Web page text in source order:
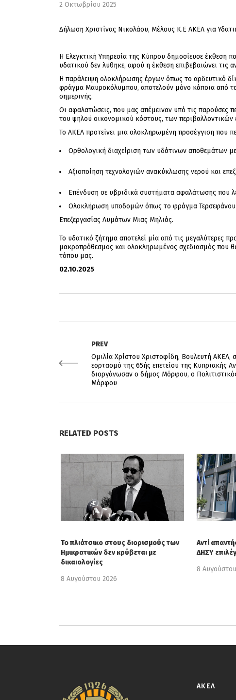
2 Οκτωβρίου 2025
Δήλωση Χριστίνας Νικολάου, Μέλους Κ.Ε ΑΚΕΛ για
Η Ελεγκτική Υπηρεσία της Κύπρου δημοσίευσε έκθεση
υδατικού δεν λύθηκε, αφού η έκθεση επιβεβαιώνει τις
Η παράλειψη ολοκλήρωσης έργων όπως το αρδευτικό
φράγμα Μαυροκόλυμπου, αποτελούν μόνο κάποια από
σημερινής.
Οι αφαλατώσεις, που μας απέμειναν υπό τις παρούσες
του ψηλού οικονομικού κόστους, των
Το ΑΚΕΛ προτείνει μια ολοκληρωμένη προσέγγιση που
Ορθολογική διαχείριση των υδάτινων αποθεμάτων
Αξιοποίηση τεχνολογιών ανακύκλωσης νερού και
Επένδυση σε υβριδικά συστήματα αφαλάτωσης που
Ολοκλήρωση υποδομών όπως το φράγμα Τερσεφάνου
Επεξεργασίας Λυμάτων Μιας Μηλιάς.
Το υδατικό ζήτημα αποτελεί μία από τις μεγαλύτερες
μακροπρόθεσμος και ολοκληρωμένος σχεδιασμός που
τόπου μας.
02.10.2025
PREV
Ομιλία Χρίστου Χριστοφίδη, Βουλευτή ΑΚΕΛ,
εορτασμό της 65ής επετείου της Κυπριακής
διοργάνωσαν ο δήμος Μόρφου, ο
Μόρφου
RELATED POSTS
Το πλιάτσικο στους διορισμούς των
Ημικρατικών δεν κρύβεται με
δικαιολογίες
8 Αυγούστου 2026
Αντί
ΔΗΣΥ
8
ΑΚΕΛ